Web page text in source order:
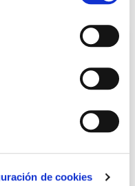
de cookies
3,4,5,6,5 y 8.5lt wmf